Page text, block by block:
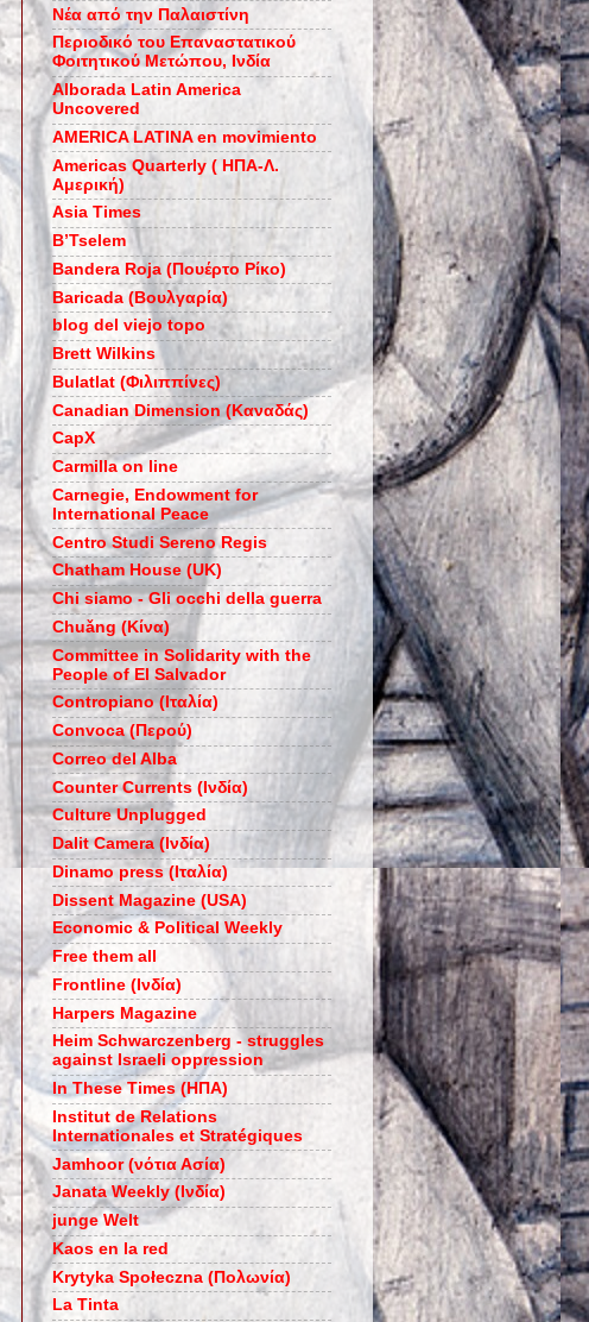
Νέα από την Παλαιστίνη
Περιοδικό του Επαναστατικού
Φοιτητικού Μετώπου, Ινδία
Alborada Latin America
Uncovered
AMERICA LATINA en movimiento
Americas Quarterly ( ΗΠΑ-Λ.
Αμερική)
Asia Times
B’Tselem
Bandera Roja (Πουέρτο Ρίκο)
Baricada (Βουλγαρία)
blog del viejo topo
Brett Wilkins
Bulatlat (Φιλιππίνες)
Canadian Dimension (Καναδάς)
CapX
Carmilla on line
Carnegie, Endowment for
International Peace
Centro Studi Sereno Regis
Chatham House (UK)
Chi siamo - Gli occhi della guerra
Chuǎng (Κίνα)
Committee in Solidarity with the
People of El Salvador
Contropiano (Ιταλία)
Convoca (Περού)
Correo del Alba
Counter Currents (Ινδία)
Culture Unplugged
Dalit Camera (Ινδία)
Dinamo press (Ιταλία)
Dissent Magazine (USA)
Economic & Political Weekly
Free them all
Frontline (Ινδία)
Harpers Magazine
Heim Schwarczenberg - struggles
against Israeli oppression
In These Times (ΗΠΑ)
Institut de Relations
Internationales et Stratégiques
Jamhoor (νότια Ασία)
Janata Weekly (Ινδία)
junge Welt
Kaos en la red
Krytyka Społeczna (Πολωνία)
La Tinta